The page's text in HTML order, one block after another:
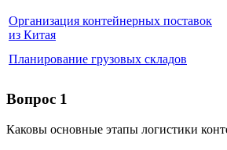
Организация контейнерных поставок
из Китая
Планирование грузовых складов
Вопрос 1
Каковы основные этапы логистики